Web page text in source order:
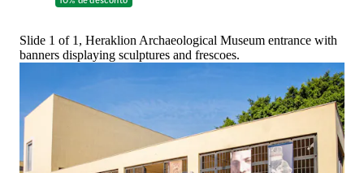
Slide 1 of 1, Heraklion Archaeological Museum entrance with
banners displaying sculptures and frescoes.